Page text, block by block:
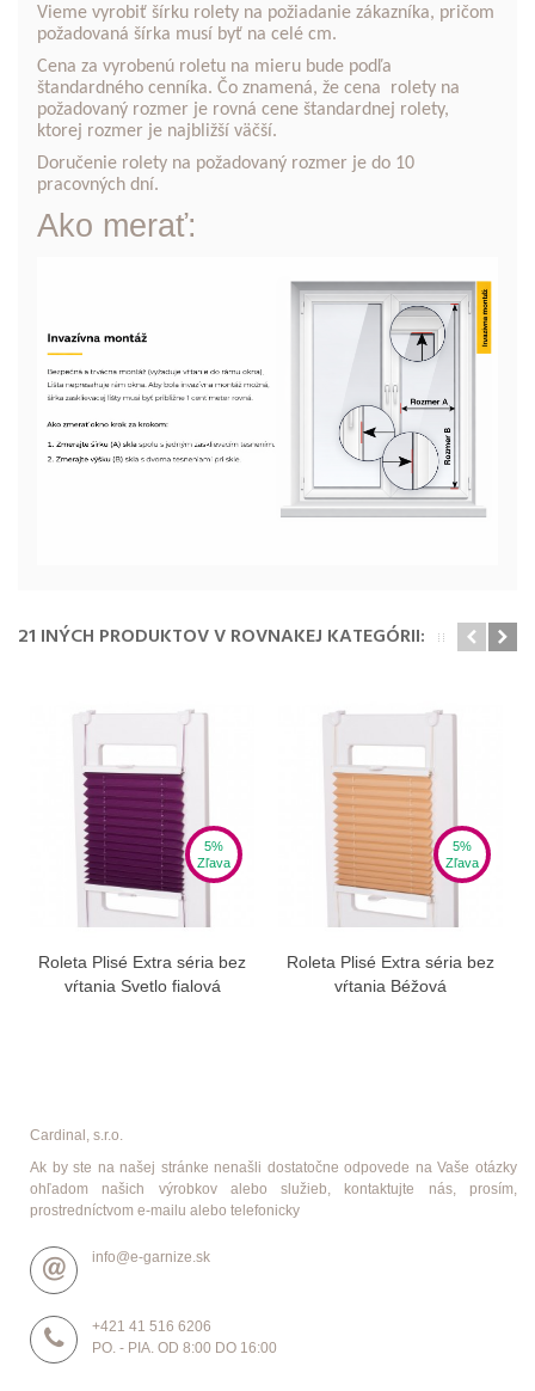
Vieme vyrobiť šírku rolety na požiadanie zákazníka, pričom
požadovaná šírka musí byť na celé cm.
Cena za vyrobenú roletu na mieru bude podľa
štandardného cenníka. Čo znamená, že cena rolety na
požadovaný rozmer je rovná cene štandardnej rolety,
ktorej rozmer je najbližší väčší.
Doručenie rolety na požadovaný rozmer je do 10
pracovných dní.
Ako merať:
21 INÝCH PRODUKTOV V ROVNAKEJ KATEGÓRII:
5%
Zľava
Roleta Plisé Extra séria bez
vŕtania Svetlo fialová
5%
Zľava
Roleta Plisé Extra séria bez
vŕtania Béžová
Cardinal, s.r.o.
Ak by ste na našej stránke nenašli dostatočne odpovede na Vaše otázky
ohľadom našich výrobkov alebo služieb, kontaktujte nás, prosím,
prostredníctvom e-mailu alebo telefonicky
info@e-garnize.sk
+421 41 516 6206
PO. - PIA. OD 8:00 DO 16:00